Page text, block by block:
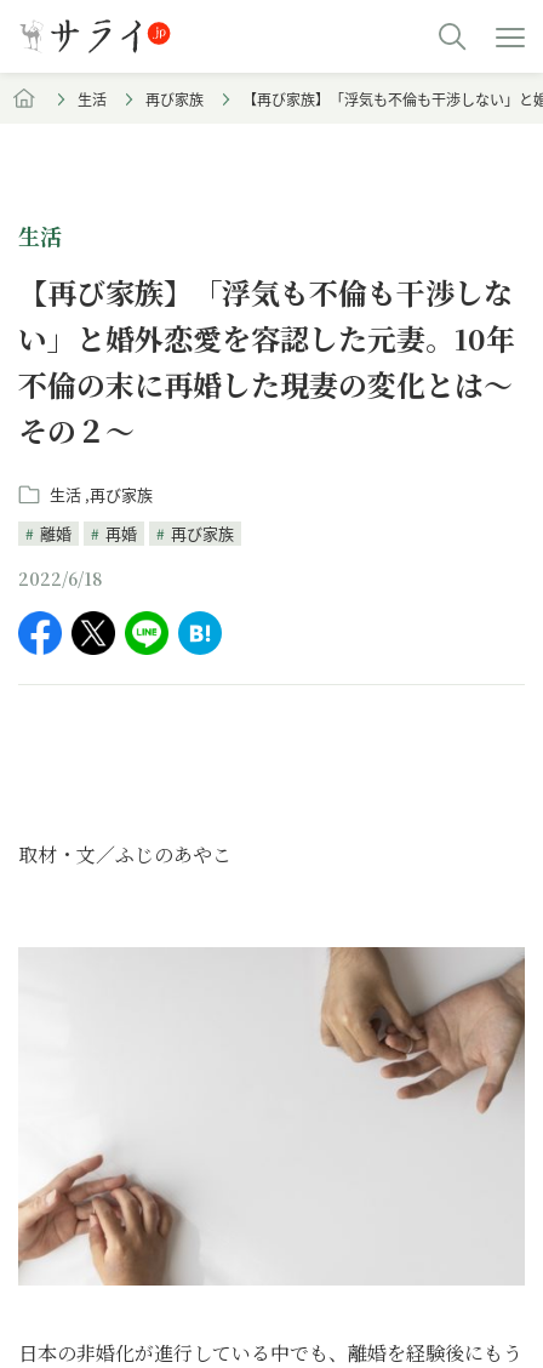
生活 再び家族 【再び家族】「浮気も不倫も干渉しない」
生活
【再び家族】「浮気も不倫も干渉しな
い」と婚外恋愛を容認した元妻。10年
不倫の末に再婚した現妻の変化とは～
その２～
生活 再び家族
離婚
再婚 再び家族
2022/6/18
取材・文／ふじのあやこ
日本の非婚化が進行している中でも、離婚を経験後にもう